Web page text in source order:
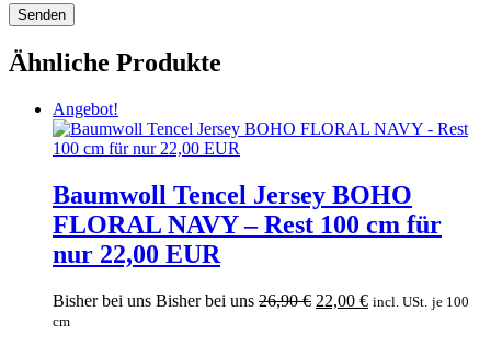
Ähnliche Produkte
Angebot!
Baumwoll Tencel Jersey BOHO
FLORAL NAVY – Rest 100 cm für
nur 22,00 EUR
Bisher bei uns Bisher bei uns 26,90€ Ursprünglicher
22,00 €Aktueller
incl. USt. je 100
cm